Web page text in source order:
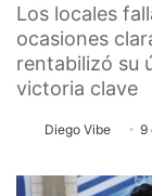
Los locales
ocasiones
rentabilizó su
victoria clave
Diego Vibe 9